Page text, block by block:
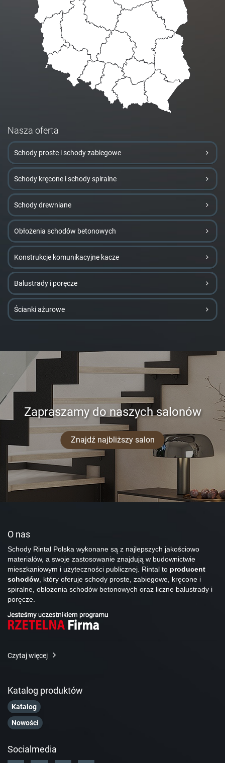
Nasza oferta
Schody proste i schody zabiegowe
Schody kręcone i schody spiralne
Schody drewniane
Obłożenia schodów betonowych
Konstrukcje komunikacyjne kacze
Balustrady i poręcze
Ścianki ażurowe
Zapraszamy do naszych salonów
Znajdź najbliższy salon
O nas
Schody Rintal Polska wykonane są z najlepszych jakościowo
materiałów, a swoje zastosowanie znajdują w budownictwie
mieszkaniowym i użyteczności publicznej. Rintal to producent
schodów, który oferuje schody proste, zabiegowe, kręcone i
spiralne, obłożenia schodów betonowych oraz liczne balustrady i
poręcze.
Czytaj więcej
Katalog produktów
Katalog
Nowości
Socialmedia